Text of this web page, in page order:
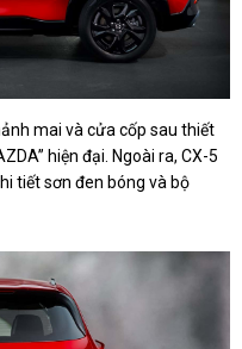
mai và cửa cốp sau thiết
hiện đại. Ngoài ra, CX-5
tiết sơn đen bóng và bộ